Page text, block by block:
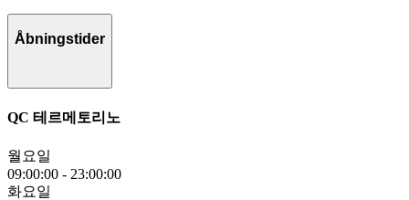
Åbningstider
QC 테르메토리노
월요일
09:00:00 - 23:00:00
화요일